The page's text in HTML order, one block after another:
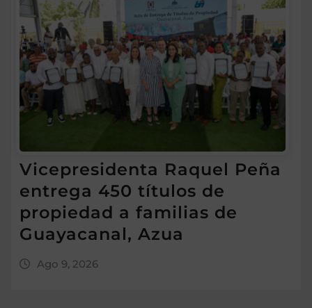
Vicepresidenta Raquel Peña
entrega 450 títulos de
propiedad a familias de
Guayacanal, Azua
Ago 9, 2026